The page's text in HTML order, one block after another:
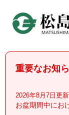
頭
重要なお知
2026年8月7日更新
お盆期間中にお